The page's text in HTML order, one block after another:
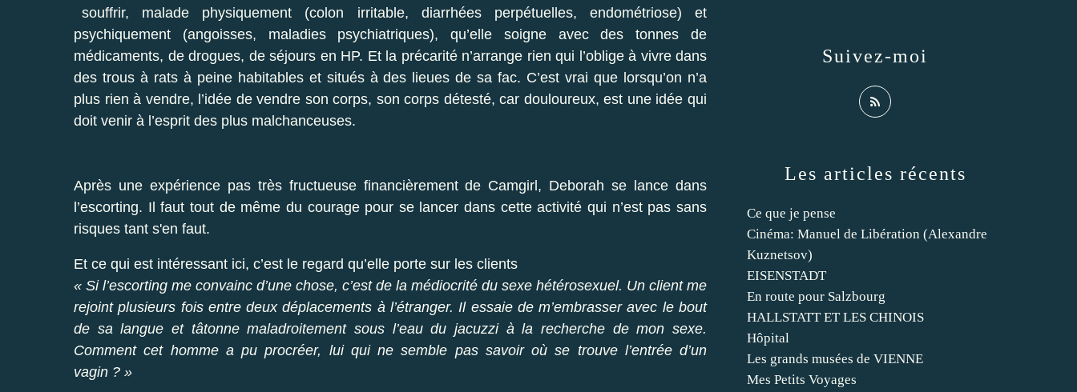
souffrir, malade physiquement (colon irritable, diarrhées perpétuelles, endométriose) et
psychiquement (angoisses, maladies psychiatriques), qu’elle soigne avec des tonnes de
médicaments, de drogues, de séjours en HP. Et la précarité n’arrange rien qui l’oblige à vivre dans
des trous à rats à peine habitables et situés à des lieues de sa fac. C’est vrai que lorsqu’on n’a
plus rien à vendre, l’idée de vendre son corps, son corps détesté, car douloureux, est une idée qui
doit venir à l’esprit des plus malchanceuses.
Après une expérience pas très fructueuse financièrement de Camgirl, Deborah se lance dans
l’escorting. Il faut tout de même du courage pour se lancer dans cette activité qui n’est pas sans
risques tant s'en faut.
Et ce qui est intéressant ici, c’est le regard qu’elle porte sur les clients
« Si l’escorting me convainc d’une chose, c’est de la médiocrité du sexe hétérosexuel. Un client me
rejoint plusieurs fois entre deux déplacements à l’étranger. Il essaie de m’embrasser avec le bout
de sa langue et tâtonne maladroitement sous l’eau du jacuzzi à la recherche de mon sexe.
Comment cet homme a pu procréer, lui qui ne semble pas savoir où se trouve l’entrée d’un
vagin ? »
Les articles récents
Ce que je pense
Cinéma: Manuel de Libération (Alexandre
Kuznetsov)
EISENSTADT
En route pour Salzbourg
HALLSTATT ET LES CHINOIS
Hôpital
Les grands musées de VIENNE
Mes Petits Voyages
Suivez-moi